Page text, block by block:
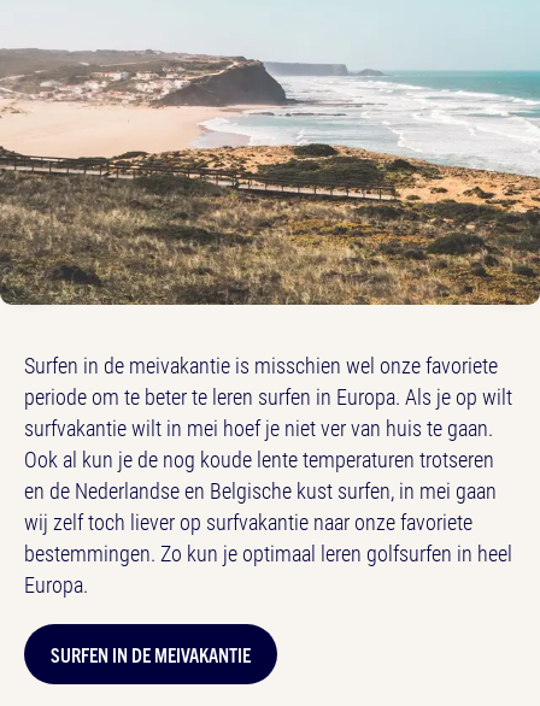
Surfen in de meivakantie is misschien wel onze favoriete
periode om te beter te leren surfen in Europa. Als je op wilt
surfvakantie wilt in mei hoef je niet ver van huis te gaan.
Ook al kun je de nog koude lente temperaturen trotseren
en de Nederlandse en Belgische kust surfen, in mei gaan
wij zelf toch liever op surfvakantie naar onze favoriete
bestemmingen. Zo kun je optimaal leren golfsurfen in heel
Europa.
SURFEN IN DE MEIVAKANTIE